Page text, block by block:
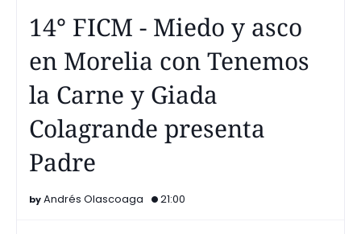
14° FICM - Miedo y asco
en Morelia con Tenemos
la Carne y Giada
Colagrande presenta
Padre
Andrés Olascoaga 21:00